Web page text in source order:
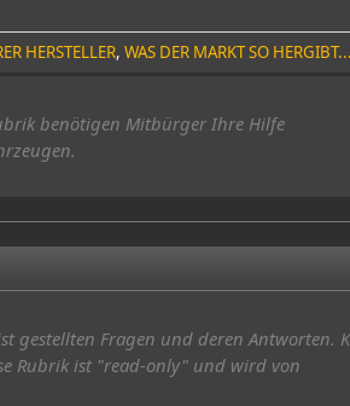
HERSTELLER WAS DER MARKT SO HERGIBT...
benötigen Mitbürger Ihre Hilfe
gestellten Fragen und deren Antworten.
Rubrik ist "read-only" und wird von